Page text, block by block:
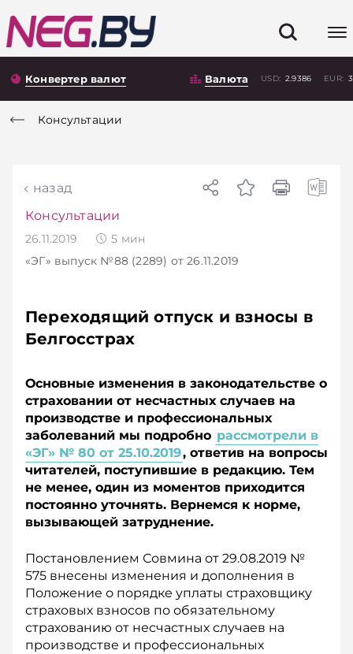
Конвертер валют Валюта USD: 2.9386 EUR:
Консультации
назад
Консультации
26.11.2019 5 мин
«ЭГ» выпуск №88 (2289) от 26.11.2019
Переходящий отпуск и взносы в
Белгосстрах
Основные изменения в законодательстве о
страховании от несчастных случаев на
производстве и профессиональных
заболеваний мы подробно рассмотрели в
«ЭГ» № 80 от 25.10.2019, ответив на вопросы
читателей, поступившие в редакцию. Тем
не менее, один из моментов приходится
постоянно уточнять. Вернемся к норме,
вызывающей затруднение.
Постановлением Совмина от 29.08.2019 №
575 внесены изменения и дополнения в
Положение о порядке уплаты страховщику
страховых взносов по обязательному
страхованию от несчастных случаев на
производстве и профессиональных